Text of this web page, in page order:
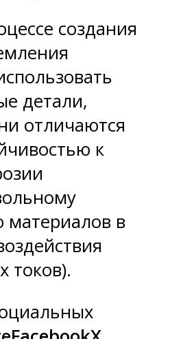
создания
детали,
отличаются
к
в
токов).